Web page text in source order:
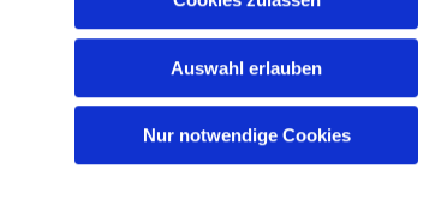
Auswahl erlauben
Nur notwendige Cookies